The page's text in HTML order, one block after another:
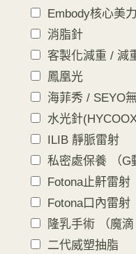
Embody核心美力
消脂針
客製化減重 / 減
鳳凰光
海菲秀 / SEYO
水光針
ILIB 靜脈雷射
私密處保養 （G
Fotona止鼾雷射
Fotona口內雷射
隆乳手術 （魔
二代威塑抽脂